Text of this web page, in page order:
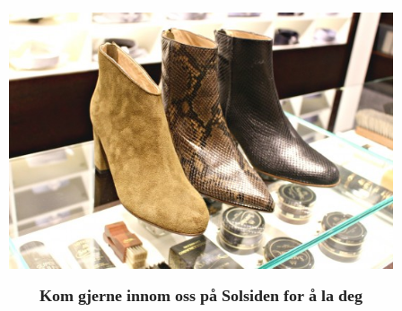
Kom gjerne innom oss på Solsiden for å la deg